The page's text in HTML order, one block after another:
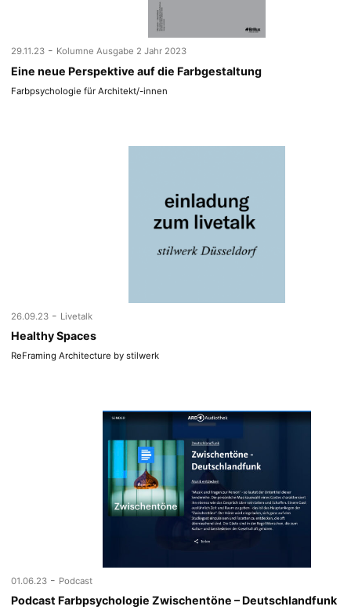
29.11.23 - Kolumne Ausgabe 2 Jahr 2023
Eine neue Perspektive auf die Farbgestaltung
Farbpsychologie für Architekt/-innen
26.09.23 - Livetalk
Healthy Spaces
ReFraming Architecture by stilwerk
01.06.23 - Podcast
Podcast Farbpsychologie Zwischentöne – Deutschlandfunk